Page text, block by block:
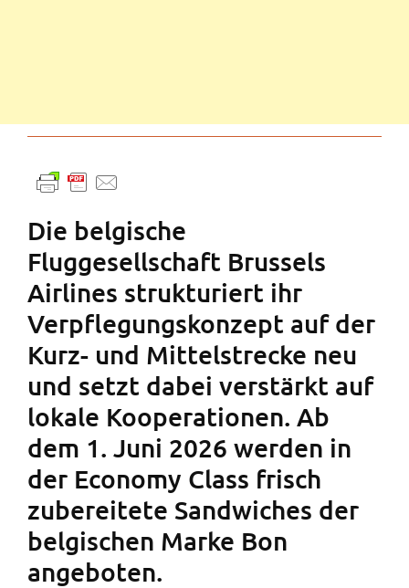
Die belgische
Fluggesellschaft Brussels
Airlines strukturiert ihr
Verpflegungskonzept auf der
Kurz- und Mittelstrecke neu
und setzt dabei verstärkt auf
lokale Kooperationen. Ab
dem 1. Juni 2026 werden in
der Economy Class frisch
zubereitete Sandwiches der
belgischen Marke Bon
angeboten.